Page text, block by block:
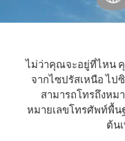
ไม่ว่าคุณจะอยู่ที่ไหน
จากไซปรัสเหนือ ไป
สามารถโทรถึงหม
หมายเลขโทรศัพท์พื้น
ต้น